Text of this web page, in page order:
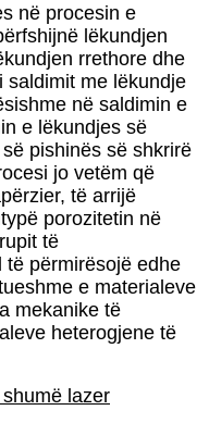
në procesin e
lëkundjen
rrethore dhe
saldimit me lëkundje
në saldimin e
e lëkundjes së
pishinës së shkrirë
jo vetëm që
të arrijë
porozitetin në
të
të përmirësojë edhe
e materialeve
mekanike të
heterogjene të
lazer